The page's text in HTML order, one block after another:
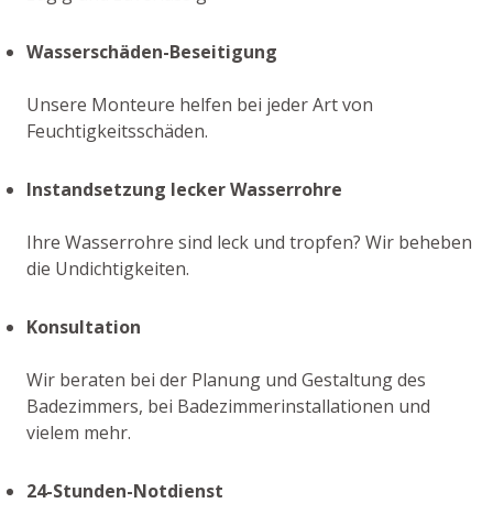
Wasserschäden-Beseitigung
Unsere Monteure helfen bei jeder Art von
Feuchtigkeitsschäden.
Instandsetzung lecker Wasserrohre
Ihre Wasserrohre sind leck und tropfen? Wir beheben
die Undichtigkeiten.
Konsultation
Wir beraten bei der Planung und Gestaltung des
Badezimmers, bei Badezimmerinstallationen und
vielem mehr.
24-Stunden-Notdienst